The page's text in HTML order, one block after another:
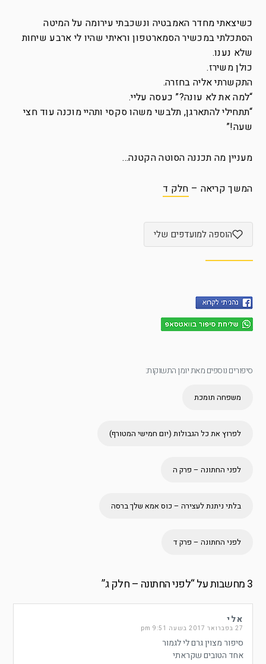
כשיצאתי מחדר האמבטיה ונשכבתי עירומה על המיטה
הסתכלתי במכשיר הסמארטפון וראיתי שהיו לי ארבע שיחות
שלא נענו.
כולן משירז.
התקשרתי אליה בחזרה.
“למה את לא עונה?” כעסה עליי.
“תתחילי להתארגן, תלבשי משהו סקסי ותהיי מוכנה עוד חצי
שעה!”
מעניין מה תכננה הסוטה הקטנה…
המשך קריאה – חלק ד
הוספה למועדפים שלי
סיפורים נוספים מאת יומן התשוקות:
משפחה תומכת
לפרוץ את כל הגבולות (יום חמישי המטורף)
לפני החתונה – פרק ה
בלתי ניתנת לעצירה – כוס אמא שלך ברסה
לפני החתונה – פרק ד
3 מחשבות על “ לפני החתונה – חלק ג”
אלי
27 בפברואר 2017 בשעה 9:51 pm
סיפור מצוין גרם לי לגמור
אחד הטובים שקראתי